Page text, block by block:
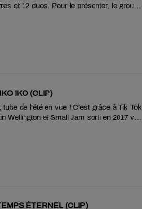
et 12 duos. Pour le présenter, le groupe
IKO (CLIP)
tube de l'été en vue ! C'est grâce à Tik Tok
Wellington et Small Jam sorti en 2017 voit
ÉTERNEL (CLIP)